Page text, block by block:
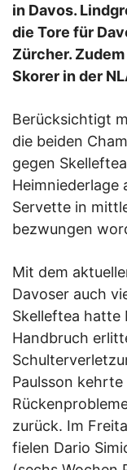
in Davos.
die Tore für
Zürcher.
Skorer in der
Berücksichtigt
die beiden
gegen
Heimniederlage
Servette in
bezwungen
Mit dem
Davoser auch
Skelleftea hatte
Handbruch
Paulsson
zurück. Im
fielen Dario